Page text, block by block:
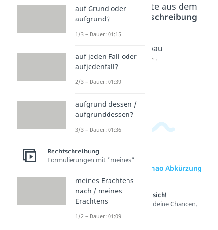
Beliebte Inhalte aus dem
Bereich
Rechtschreibung
Abkürz
ung
Dauer:
Dauer:
02:45
Sybau
Dauer:
zur Videoseite: lmao Abkürzung
Lernen lohnt sich!
Entdecke hier deine Chancen.
auf Grund oder
aufgrund?
1/3 – Dauer: 01:15
auf jeden Fall oder
aufjedenfall?
2/3 – Dauer: 01:39
aufgrund dessen /
aufgrunddessen?
3/3 – Dauer: 01:36
Rechtschreibung
Formulierungen mit "meines"
meines Erachtens
nach / meines
Erachtens
1/2 – Dauer: 01:09